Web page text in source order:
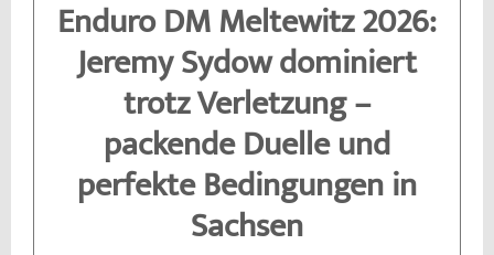
Enduro DM Meltewitz 2026:
Jeremy Sydow dominiert
trotz Verletzung –
packende Duelle und
perfekte Bedingungen in
Sachsen